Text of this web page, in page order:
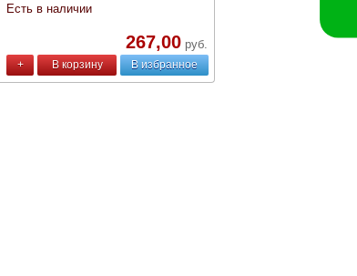
Есть в наличии
267,00 руб.
+ В корзину В избранное